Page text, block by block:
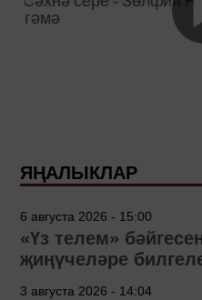
ЯҢАЛЫКЛАР
6 августа 2026 - 15:00
«Үз телем»
җиңүчеләре
3 августа 2026 - 14:04